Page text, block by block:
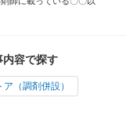
内容で探す
ア（調剤併設）